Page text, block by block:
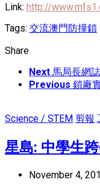
Link: http://
Tags: 交流澳門防撞鎖
Share
Next 馬局長網
Previous 鎖廠
Science / STEM 剪報
星島: 中學生
November 4,